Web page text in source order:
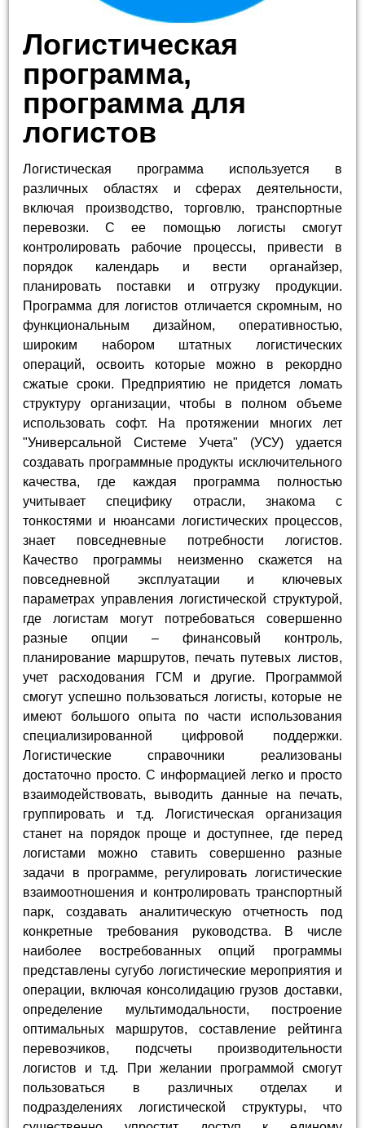
Логистическая
программа,
программа для
логистов
Логистическая программа используется в
различных областях и сферах деятельности,
включая производство, торговлю, транспортные
перевозки. С ее помощью логисты смогут
контролировать рабочие процессы, привести в
порядок календарь и вести органайзер,
планировать поставки и отгрузку продукции.
Программа для логистов отличается скромным, но
функциональным дизайном, оперативностью,
широким набором штатных логистических
операций, освоить которые можно в рекордно
сжатые сроки. Предприятию не придется ломать
структуру организации, чтобы в полном объеме
использовать софт. На протяжении многих лет
"Универсальной Системе Учета" (УСУ) удается
создавать программные продукты исключительного
качества, где каждая программа полностью
учитывает специфику отрасли, знакома с
тонкостями и нюансами логистических процессов,
знает повседневные потребности логистов.
Качество программы неизменно скажется на
повседневной эксплуатации и ключевых
параметрах управления логистической структурой,
где логистам могут потребоваться совершенно
разные опции – финансовый контроль,
планирование маршрутов, печать путевых листов,
учет расходования ГСМ и другие. Программой
смогут успешно пользоваться логисты, которые не
имеют большого опыта по части использования
специализированной цифровой поддержки.
Логистические справочники реализованы
достаточно просто. С информацией легко и просто
взаимодействовать, выводить данные на печать,
группировать и т.д. Логистическая организация
станет на порядок проще и доступнее, где перед
логистами можно ставить совершенно разные
задачи в программе, регулировать логистические
взаимоотношения и контролировать транспортный
парк, создавать аналитическую отчетность под
конкретные требования руководства. В числе
наиболее востребованных опций программы
представлены сугубо логистические мероприятия и
операции, включая консолидацию грузов доставки,
определение мультимодальности, построение
оптимальных маршрутов, составление рейтинга
перевозчиков, подсчеты производительности
логистов и т.д. При желании программой смогут
пользоваться в различных отделах и
подразделениях логистической структуры, что